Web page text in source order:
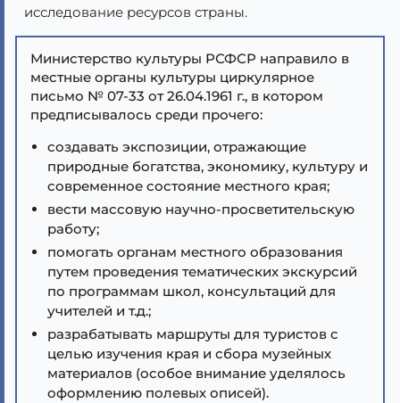
исследование ресурсов страны.
Министерство культуры РСФСР направило в
местные органы культуры циркулярное
письмо № 07-33 от 26.04.1961 г., в котором
предписывалось среди прочего:
создавать экспозиции, отражающие
природные богатства, экономику, культуру и
современное состояние местного края;
вести массовую научно-просветительскую
работу;
помогать органам местного образования
путем проведения тематических экскурсий
по программам школ, консультаций для
учителей и т.д.;
разрабатывать маршруты для туристов с
целью изучения края и сбора музейных
материалов (особое внимание уделялось
оформлению полевых описей).